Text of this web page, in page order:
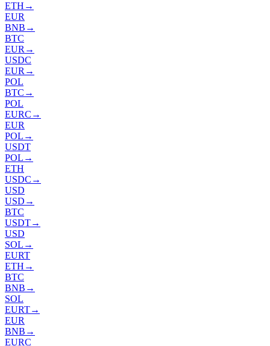
ETH →
EUR
BNB →
BTC
EUR →
USDC
EUR →
POL
BTC →
POL
EURC →
EUR
POL →
USDT
POL →
ETH
USDC →
USD
USD →
BTC
USDT→
USD
SOL →
EURT
ETH →
BTC
BNB →
SOL
EURT→
EUR
BNB →
EURC